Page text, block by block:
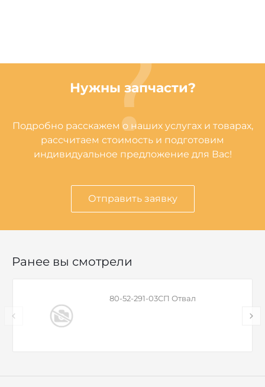
Нужны запчасти?
Подробно расскажем о наших услугах и товарах,
рассчитаем стоимость и подготовим
индивидуальное предложение для Вас!
Отправить заявку
Ранее вы смотрели
80-52-291-03СП Отвал